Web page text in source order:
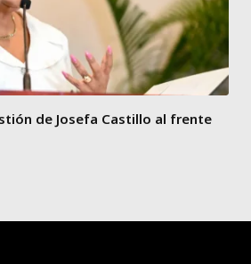
de Josefa Castillo al frente